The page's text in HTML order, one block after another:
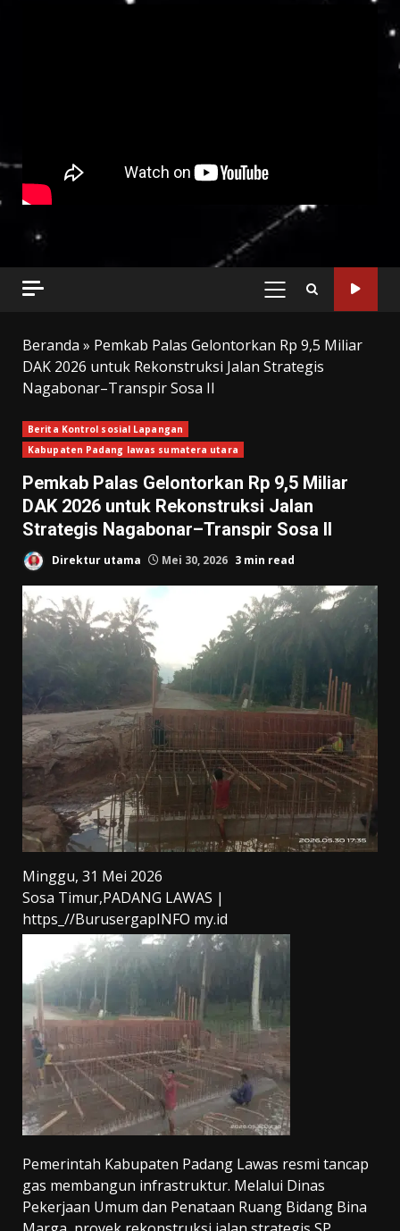
PRIMARY
Beranda » Pemkab Palas Gelontorkan Rp 9,5 Miliar
DAK 2026 untuk Rekonstruksi Jalan Strategis
Nagabonar–Transpir Sosa II
Berita Kontrol sosial Lapangan
Kabupaten Padang lawas sumatera utara
Pemkab Palas Gelontorkan Rp 9,5 Miliar
DAK 2026 untuk Rekonstruksi Jalan
Strategis Nagabonar–Transpir Sosa II
Direktur utama Mei 30, 2026 3 min read
Minggu, 31 Mei 2026
Sosa Timur,PADANG LAWAS |
https_//BurusergapINFO my.id
Pemerintah Kabupaten Padang Lawas resmi tancap
gas membangun infrastruktur. Melalui Dinas
Pekerjaan Umum dan Penataan Ruang Bidang Bina